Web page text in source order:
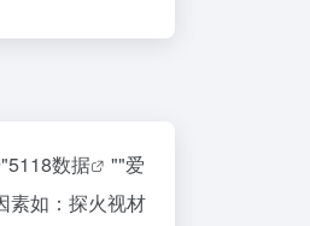
5118数据 ""爱
素如：探火视材